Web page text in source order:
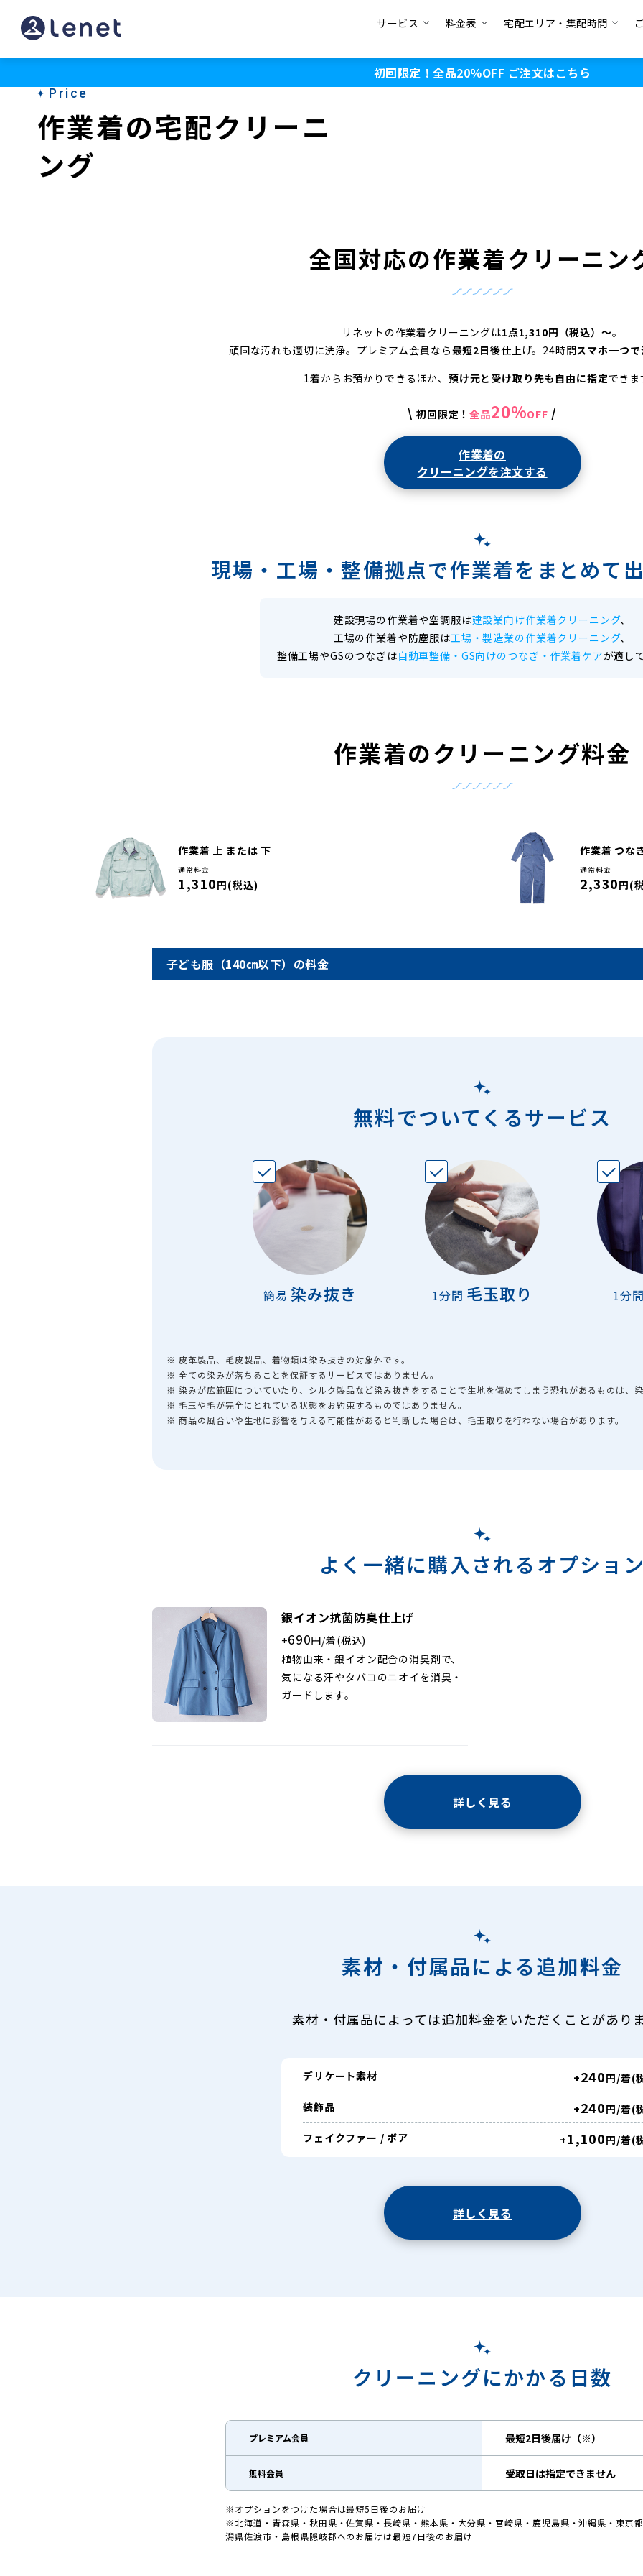
サービス 料金表 宅配エリア・集配時間
初回限定！全品20％OFF ご注文はこちら
Price
作業着の宅配クリーニ
ング
全国対応の作業着クリーニン
リネットの作業着クリーニングは1点1,310円（税込）〜。
頑固な汚れも適切に洗浄。プレミアム会員なら最短2日後仕上げ。24時間スマホ一つで
1着からお預かりできるほか、 預け元と受け取り先も自由に指定できま
\ 初回限定！全品20%OFF /
作業着の
クリーニングを注文する
現場・工場・整備拠点で作業着をまとめて
建設現場の作業着や空調服は建設業向け作業着クリーニング、
工場の作業着や防塵服は工場・製造業の作業着クリーニング、
整備工場やGSのつなぎは自動車整備・GS向けのつなぎ・作業着ケアが適し
作業着のクリーニング料金
作業着 上 または 下
通常料金
1,310円(税込)
作業着 つな
通常料金
2,330円(
子ども服（140㎝以下）の料金
無料でついてくるサービス
簡易 染み抜き 1分間 毛玉取り 1分間
※ 皮革製品、毛皮製品、着物類は染み抜きの対象外です。
※ 全ての染みが落ちることを保証するサービスではありません。
※ 染みが広範囲についていたり、シルク製品など染み抜きをすることで生地を傷めてしまう恐れがあるものは、染
※ 毛玉や毛が完全にとれている状態をお約束するものではありません。
※ 商品の風合いや生地に影響を与える可能性があると判断した場合は、毛玉取りを行わない場合があります。
よく一緒に購入されるオプション
銀イオン抗菌防臭仕上げ
+690円/着(税込)
植物由来・銀イオン配合の消臭剤で、
気になる汗やタバコのニオイを消臭・
ガードします。
詳しく見る
素材・付属品による追加料金
素材・付属品によっては追加料金をいただくことがありま
デリケート素材 +240円/着(
装飾品
+240円/着(
フェイクファー / ボア
+1,100円/着(
詳しく見る
クリーニングにかかる日数
プレミアム会員 最短2日後届け（※）
無料会員 受取日は指定できません
※オプションをつけた場合は最短5日後のお届け
※北海道・青森県・秋田県・佐賀県・長崎県・熊本県・大分県・宮崎県・鹿児島県・沖縄県・東京
潟県佐渡市・島根県隠岐郡へのお届けは最短7日後のお届け